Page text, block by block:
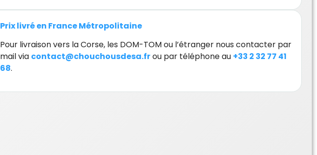
Prix livré en France Métropolitaine
Pour livraison vers la Corse, les DOM-TOM ou l’étranger nous contacter par
mail via contact@chouchousdesa.frou par téléphone au +33 2 32 77 41
68.